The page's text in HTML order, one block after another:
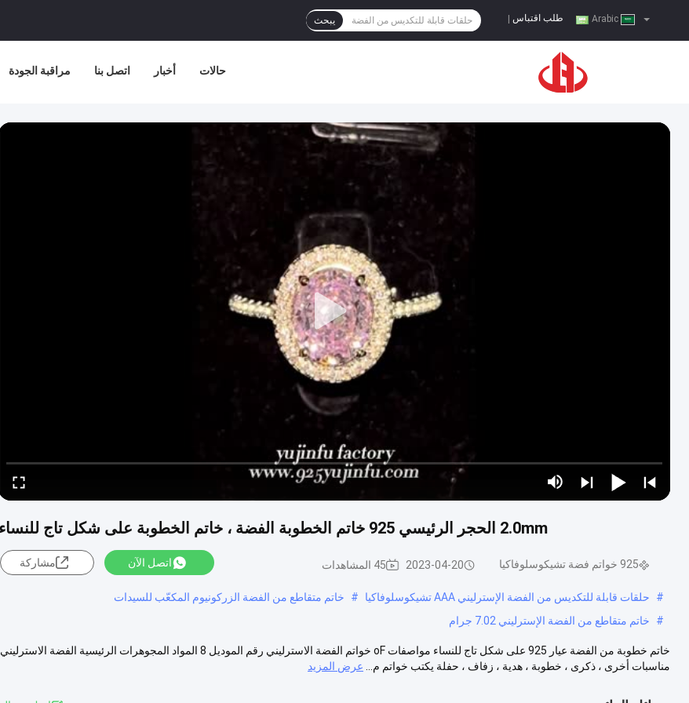
طلب اقتباس يبحث
مراقبة الجودة اتصل بنا أخبار حالات
2.0mm الحجر الرئيسي 925 خاتم الخطوبة الفضة ، خاتم الخطوبة على شكل تاج للنساء
925 خواتم فضة تشيكوسلوفاكيا 2023-04-20 45 المشاهدات اتصل الآن مشاركة
# حلقات قابلة للتكديس من الفضة الإسترليني AAA تشيكوسلوفاكيا #
خاتم متقاطع من الفضة الزركونيوم المكعّب للسيدات
#
خاتم متقاطع من الفضة الإسترليني 7.02 جرام
خاتم خطوبة من الفضة عيار 925 على شكل تاج للنساء مواصفات oF خواتم الفضة الاسترليني رقم الموديل 8 المواد المجوهرات الرئيسية الفضة الاسترليني
مناسبات أخرى ، ذكرى ، خطوبة ، هدية ، زفاف ، حفلة يكتب خواتم م...
عرض المزيد